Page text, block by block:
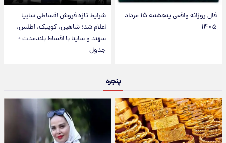
فال روزانه واقعی پنجشنبه ۱۵ مرداد
۱۴۰۵
شرایط تازه فروش اقساطی سایپا
اعلام شد؛ شاهین، کوییک، اطلس،
سهند و ساینا با اقساط بلندمدت +
جدول
پنجره